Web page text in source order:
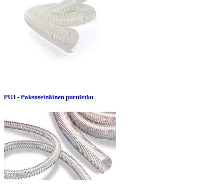
PU3 - Paksuseinäinen puruletku